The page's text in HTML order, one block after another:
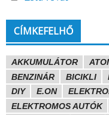
CÍMKEFELHŐ
AKKUMULÁTOR
BENZINÁR
BICIKLI
DIY
E.ON
ELEKTROMOS AUTÓK